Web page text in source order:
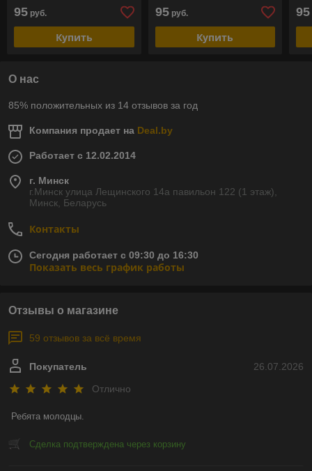
95 руб.
Купить
95руб.
Купить
95
О нас
85% положительных из 14 отзывов за год
Компания продает на Deal.by
Работает с 12.02.2014
г. Минск
г.Минск улица Лещинского 14а павильон 122 (1 этаж),
Минск, Беларусь
Контакты
Сегодня работает с 09:30 до 16:30
Показать весь график работы
Отзывы о магазине
59 отзывов за всё время
26.07.2026
Покупатель
Отлично
Ребята молодцы.
Сделка подтверждена через корзину